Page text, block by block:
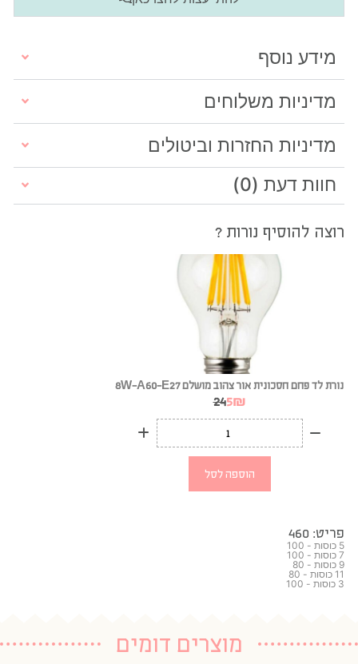
מידע נוסף
מדיניות משלוחים
מדיניות החזרות וביטולים
חוות דעת (0)
רוצה להוסיף נורות ?
נורת לד פחם חסכונית אור צהוב מושלם 8W-A60-E27
₪
5
24
הוספה לסל
פריט: 460
5 כוסות - 100
7 כוסות - 100
9 כוסות - 80
11 כוסות - 80
3 כוסות - 100
מוצרים דומים